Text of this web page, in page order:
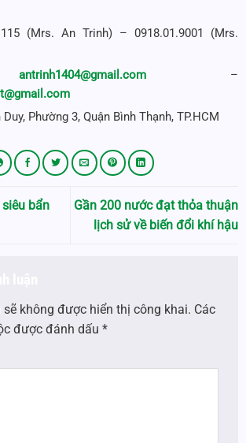
(Mrs. An Trinh) – 0918.01.9001 (Mrs.
antrinh1404@gmail.com –
Phường 3, Quận Bình Thạnh, TP.HCM
bẩn
Gần 200 nước đạt thỏa thuận
lịch sử về biến đổi khí hậu
sẽ không được hiển thị công khai. Các
được đánh dấu *